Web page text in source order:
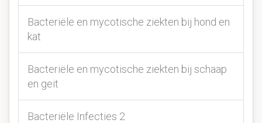
Bacteriële en mycotische ziekten bij hond en
kat
Bacteriële en mycotische ziekten bij schaap
en geit
Bacteriële Infecties 2